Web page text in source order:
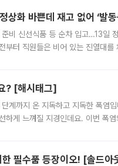
화 바쁜데 재고 없어 ‘발
비 신선식품 등 순차 입고…13일
부터 직원들은 비어 있는 진열대를
? [해시태그]
단계까지 온 지독하고 지독한 폭
게 느껴질 지경인데요. 이번 폭
필수품 등장이오! [솔드아